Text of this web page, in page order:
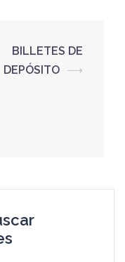
BILLETES DE
DEPÓSITO ⟶